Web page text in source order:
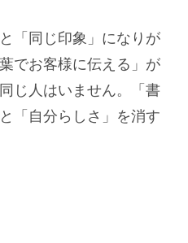
「同じ印象」になりが
でお客様に伝える」 が
じ人はいません。
「書
「自分らしさ」を消す